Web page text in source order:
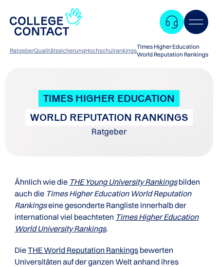
RatgeberQualitätssicherungHochschulrankings
Times Higher Education
World Reputation Rankings
TIMES HIGHER EDUCATION
WORLD REPUTATION RANKINGS
Ratgeber
Ähnlich wie die THE Young University Rankingsbilden
auch die Times Higher Education World Reputation
Rankingseine gesonderte Rangliste innerhalb der
international viel beachteten Times Higher Education
World University Rankings.
DieTHE World Reputation Rankings bewerten
Universitäten auf der ganzen Welt anhand ihres